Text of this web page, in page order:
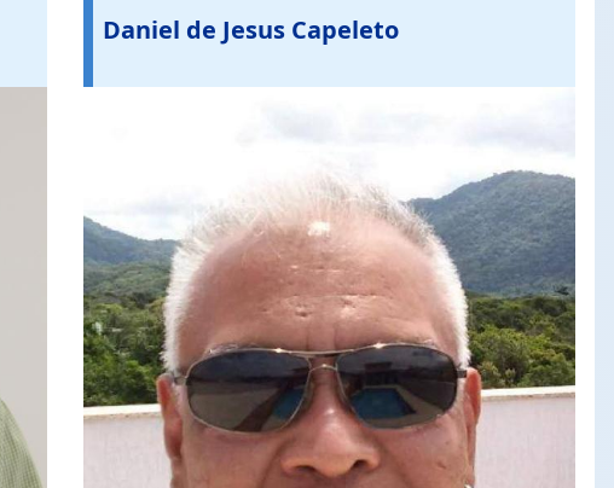
Daniel de Jesus Capeleto